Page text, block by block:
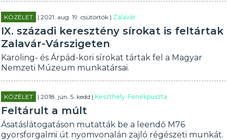
KÖZÉLET | 2021. aug. 19. csütörtök | Zalavár
IX. századi keresztény sírokat is feltártak
Zalavár-Várszigeten
Karoling- és Árpád-kori sírokat tártak fel a Magyar
Nemzeti Múzeum munkatársai.
KÖZÉLET | 2018. jún. 5. kedd |Keszthely-Fenékpuszta
Feltárult a múlt
Ásatáslátogatáson mutatták be a leendő M76
gyorsforgalmi út nyomvonalán zajló régészeti munkát.